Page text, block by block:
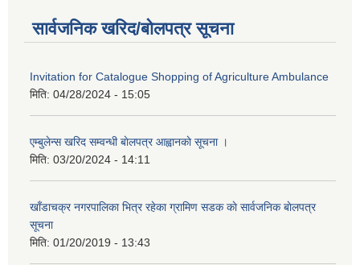
सार्वजनिक खरिद/बोलपत्र सूचना
Invitation for Catalogue Shopping of Agriculture Ambulance
मिति: 04/28/2024 - 15:05
एम्बुलेन्स खरिद सम्वन्धी बाेलपत्र आह्वानकाे सूचना ।
मिति: 03/20/2024 - 14:11
खाँडाचक्र नगरपालिका भित्र रहेका ग्रामिण सडक काे सार्वजनिक बाेलपत्र
सूचना
मिति: 01/20/2019 - 13:43